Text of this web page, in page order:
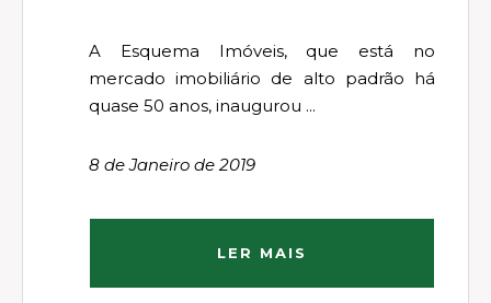
A Esquema Imóveis, que está no
mercado imobiliário de alto padrão há
quase 50 anos, inaugurou ...
8 de Janeiro de 2019
LER MAIS